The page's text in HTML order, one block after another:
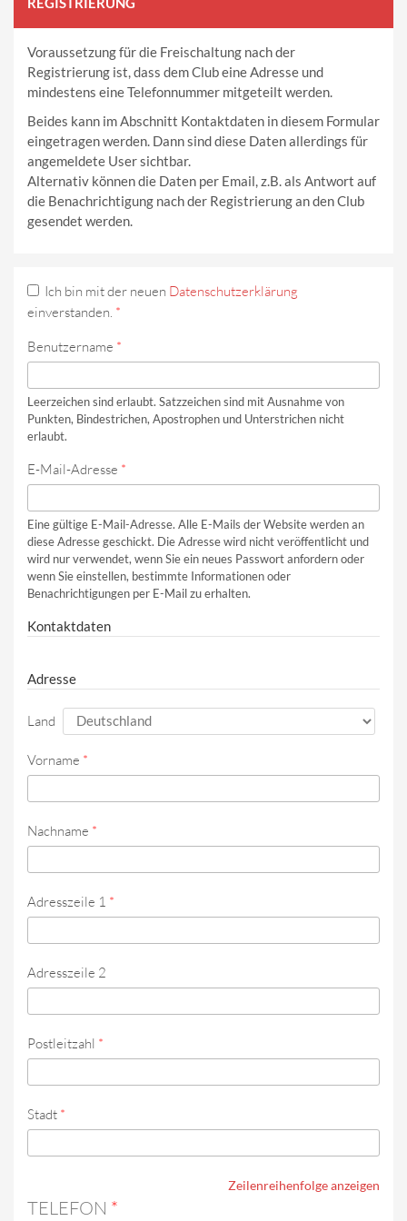
Voraussetzung für die Freischaltung nach der
Registrierung ist, dass dem Club eine Adresse und
mindestens eine Telefonnummer mitgeteilt werden.
Beides kann im Abschnitt Kontaktdaten in diesem Formular
eingetragen werden. Dann sind diese Daten allerdings für
angemeldete User sichtbar.
Alternativ können die Daten per Email, z.B. als Antwort auf
die Benachrichtigung nach der Registrierung an den Club
gesendet werden.
Ich bin mit der neuen Datenschutzerklärung
einverstanden. *
Benutzername *
Leerzeichen sind erlaubt. Satzzeichen sind mit Ausnahme von
Punkten, Bindestrichen, Apostrophen und Unterstrichen nicht
erlaubt.
E-Mail-Adresse *
Eine gültige E-Mail-Adresse. Alle E-Mails der Website werden an
diese Adresse geschickt. Die Adresse wird nicht veröffentlicht und
wird nur verwendet, wenn Sie ein neues Passwort anfordern oder
wenn Sie einstellen, bestimmte Informationen oder
Benachrichtigungen per E-Mail zu erhalten.
Kontaktdaten
Adresse
Land
Vorname *
Nachname *
Adresszeile 1 *
Adresszeile 2
Postleitzahl *
Stadt *
Zeilenreihenfolge anzeigen
TELEFON *